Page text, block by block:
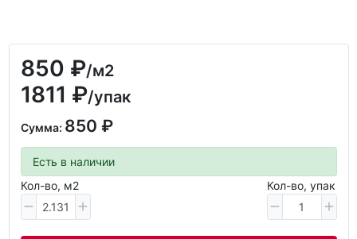
850 ₽/м2
1811 ₽/упак
Сумма: 850 ₽
Есть в наличии
Кол-во, м2
Кол-во, упак